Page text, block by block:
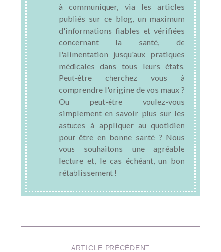
à communiquer, via les articles
publiés sur ce blog, un maximum
d'informations fiables et vérifiées
concernant la santé, de
l'alimentation jusqu'aux pratiques
médicales dans tous leurs états.
Peut-être cherchez vous à
comprendre l'origine de vos maux ?
Ou peut-être voulez-vous
simplement en savoir plus sur les
astuces à appliquer au quotidien
pour être en bonne santé ? Nous
vous souhaitons une agréable
lecture et, le cas échéant, un bon
rétablissement !
ARTICLE PRÉCÉDENT